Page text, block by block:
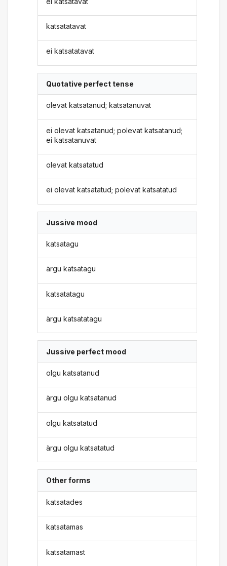
katsatatavat
ei katsatatavat
Quotative perfect tense
olevat katsatanud; katsatanuvat
ei olevat katsatanud; polevat katsatanud;
ei katsatanuvat
olevat katsatatud
ei olevat katsatatud; polevat katsatatud
Jussive mood
katsatagu
ärgu katsatagu
katsatatagu
ärgu katsatatagu
Jussive perfect mood
olgu katsatanud
ärgu olgu katsatanud
olgu katsatatud
ärgu olgu katsatatud
Other forms
katsatades
katsatamas
katsatamast